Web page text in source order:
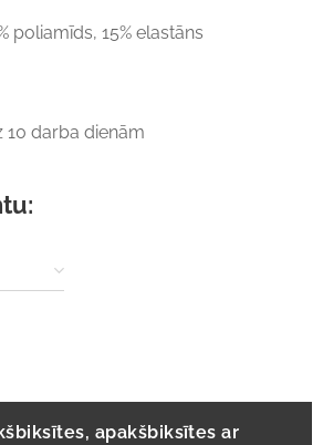
poliamīds, 15% elastāns
10 darba dienām
apakšbiksītes ar